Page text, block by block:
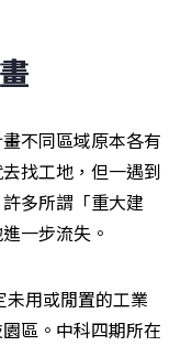
不同區域原本各有
找工地，但一遇到
多所謂「重大建
一步流失。
用或閒置的工業
區。中科四期所在